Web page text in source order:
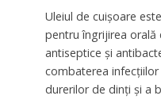
Uleiul de cuișoare
pentru îngrijirea
antiseptice și
combaterea
durerilor de dinți și a